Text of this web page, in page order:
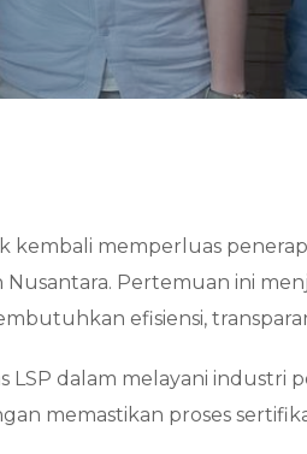
memperluas
Pertemuan ini
efisiensi,
dalam melayani
memastikan proses